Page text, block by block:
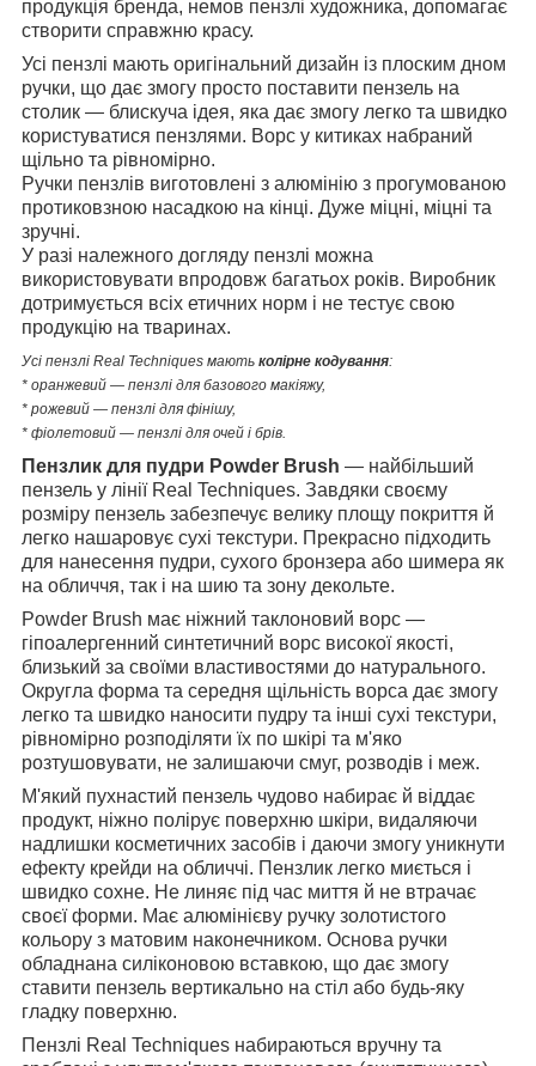
продукція бренда, немов пензлі художника, допомагає
створити справжню красу.
Усі пензлі мають оригінальний дизайн із плоским дном
ручки, що дає змогу просто поставити пензель на
столик — блискуча ідея, яка дає змогу легко та швидко
користуватися пензлями. Ворс у китиках набраний
щільно та рівномірно.
Ручки пензлів виготовлені з алюмінію з прогумованою
протиковзною насадкою на кінці. Дуже міцні, міцні та
зручні.
У разі належного догляду пензлі можна
використовувати впродовж багатьох років. Виробник
дотримується всіх етичних норм і не тестує свою
продукцію на тваринах.
Усі пензлі Real Techniques мають колірне кодування:
* оранжевий — пензлі для базового макіяжу,
* рожевий — пензлі для фінішу,
* фіолетовий — пензлі для очей і брів.
Пензлик для пудри Powder Brush — найбільший
пензель у лінії Real Techniques. Завдяки своєму
розміру пензель забезпечує велику площу покриття й
легко нашаровує сухі текстури. Прекрасно підходить
для нанесення пудри, сухого бронзера або шимера як
на обличчя, так і на шию та зону декольте.
Powder Brush має ніжний таклоновий ворс —
гіпоалергенний синтетичний ворс високої якості,
близький за своїми властивостями до натурального.
Округла форма та середня щільність ворса дає змогу
легко та швидко наносити пудру та інші сухі текстури,
рівномірно розподіляти їх по шкірі та м'яко
розтушовувати, не залишаючи смуг, розводів і меж.
М'який пухнастий пензель чудово набирає й віддає
продукт, ніжно полірує поверхню шкіри, видаляючи
надлишки косметичних засобів і даючи змогу уникнути
ефекту крейди на обличчі. Пензлик легко миється і
швидко сохне. Не линяє під час миття й не втрачає
своєї форми. Має алюмінієву ручку золотистого
кольору з матовим наконечником. Основа ручки
обладнана силіконовою вставкою, що дає змогу
ставити пензель вертикально на стіл або будь-яку
гладку поверхню.
Пензлі Real Techniques набираються вручну та